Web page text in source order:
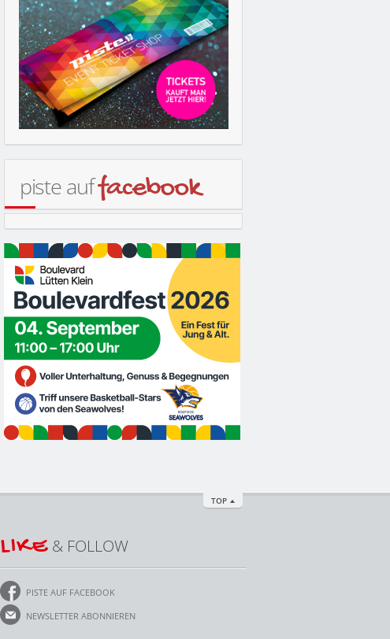
piste auffacebook
TOP
LIKE& FOLLOW
PISTE AUF FACEBOOK
NEWSLETTER ABONNIEREN